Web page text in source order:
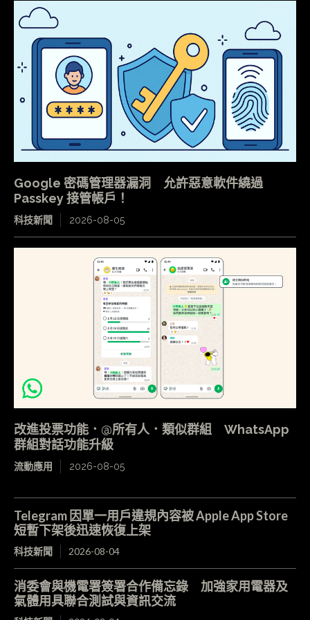
Google 密碼管理器漏洞 允許惡意軟件繞過
Passkey 接管帳戶！
科技新聞 2026-08-05
改進投票功能．@所有人．類似群組 WhatsApp
群組對話功能升級
流動應用 2026-08-05
Telegram 因單一用戶違規內容被 Apple App Store
短暫下架後迅速恢復上架
科技新聞 2026-08-04
消委會與機電署簽署合作備忘錄 加強家用電器及
氣體用具聯合測試與資訊交流